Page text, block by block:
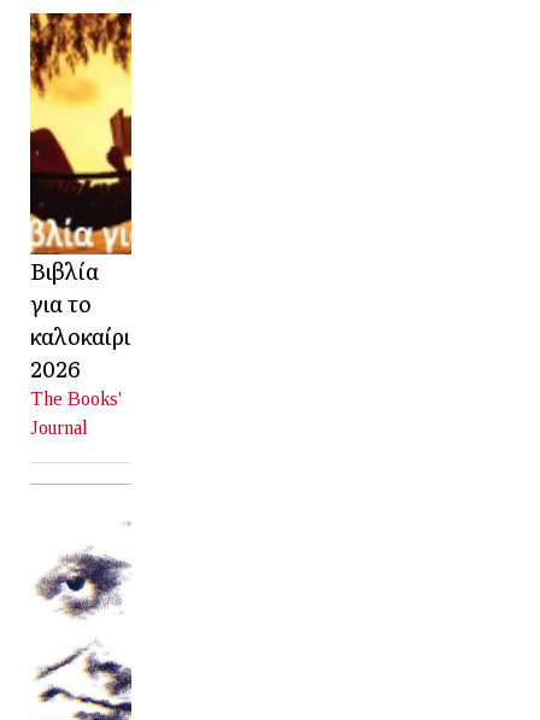
Βιβλία
για το
καλοκαίρι
2026
The Books'
Journal